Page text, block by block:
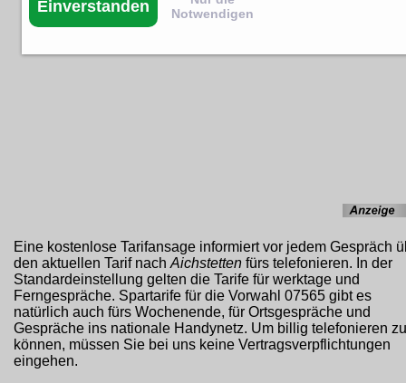
Eine kostenlose Tarifansage informiert vor jedem Gespräch
den aktuellen Tarif nach Aichstetten fürs telefonieren. In der
Standardeinstellung gelten die Tarife für werktage und
Ferngespräche. Spartarife für die Vorwahl 07565 gibt es
natürlich auch fürs Wochenende, für Ortsgespräche und
Gespräche ins nationale Handynetz. Um billig telefonieren zu
können, müssen Sie bei uns keine Vertragsverpflichtungen
eingehen.
Einverstanden
Notwendigen